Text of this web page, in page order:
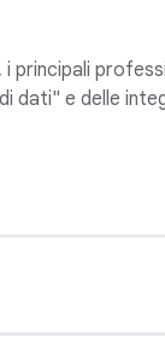
principali
dati" e delle